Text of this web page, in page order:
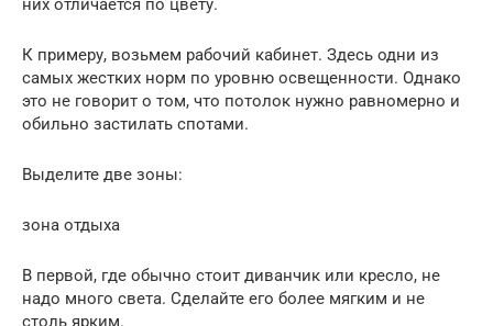
них отличается по цвету.
К примеру, возьмем рабочий кабинет. Здесь одни из
самых жестких норм по уровню освещенности. Однако
это не говорит о том, что потолок нужно равномерно и
обильно застилать спотами.
Выделите две зоны:
зона отдыха
В первой, где обычно стоит диванчик или кресло, не
надо много света. Сделайте его более мягким и не
столь ярким.